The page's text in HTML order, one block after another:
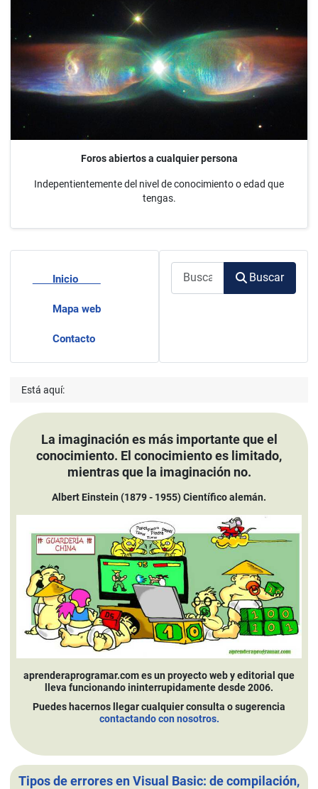
Foros abiertos a cualquier persona
Indepentientemente del nivel de conocimiento o edad que
tengas.
Inicio
Mapa web
Contacto
Buscar
Buscar
Está aquí:
La imaginación es más importante que el
conocimiento. El conocimiento es limitado,
mientras que la imaginación no.
Albert Einstein (1879 - 1955) Científico alemán.
aprenderaprogramar.com es un proyecto web y editorial que
lleva funcionando ininterrupidamente desde 2006.
Puedes hacernos llegar cualquier consulta o sugerencia
contactando con nosotros.
Tipos de errores en Visual Basic: de compilación,